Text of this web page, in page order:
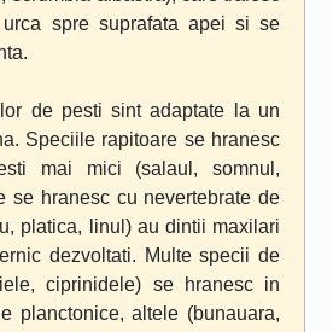
spre suprafata apei si se
de pesti sint adaptate la un
Speciile rapitoare se hranesc
mai mici (salaul, somnul,
se hranesc cu nevertebrate de
platica, linul) au dintii maxilari
dezvoltati. Multe specii de
ciprinidele) se hranesc in
planctonice, altele (bunauara,